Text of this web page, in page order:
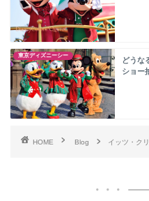
東京ディズニーシー
どうな
ショー
HOME Blog イッツ・ク